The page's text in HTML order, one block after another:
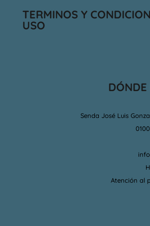
TERMINOS Y
USO
DÓNDE
Senda José Luis
Atención al